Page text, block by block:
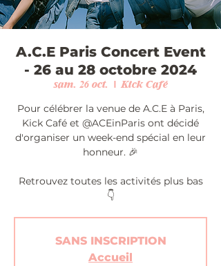
A.C.E Paris Concert Event
- 26 au 28 octobre 2024
sam. 26 oct.
  |
Kick Café
Pour célébrer la venue de A.C.E à Paris,
Kick Café et @ACEinParis ont décidé
d'organiser un week-end spécial en leur
honneur. 🎉
Retrouvez toutes les activités plus bas
👇
SANS INSCRIPTION
Accueil